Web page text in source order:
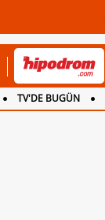
TV'DE BUGÜN